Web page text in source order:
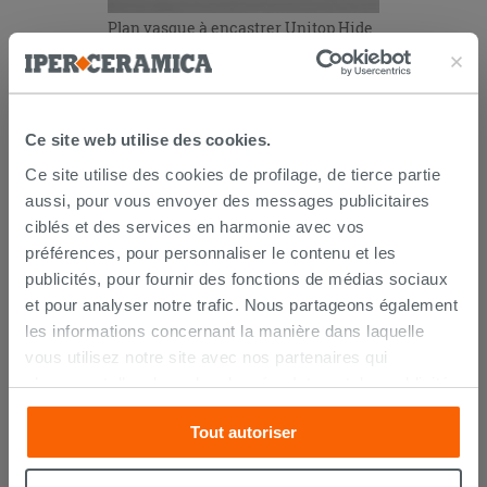
Ce site web utilise des cookies.
Ce site utilise des cookies de profilage, de tierce partie
aussi, pour vous envoyer des messages publicitaires
ciblés et des services en harmonie avec vos
préférences, pour personnaliser le contenu et les
publicités, pour fournir des fonctions de médias sociaux
et pour analyser notre trafic. Nous partageons également
les informations concernant la manière dans laquelle
vous utilisez notre site avec nos partenaires qui
s’occupent d’analyser les données Internet, les publicités
et les réseaux sociaux. Lesdits partenaires pourraient
combiner ces informations avec d’autres que vous leur
avez fournies ou qu’ils ont recueillies à partir de votre
Tout autoriser
Plan vasque à encastrer Unitop Hide
90,5x51,5 en résine mate blanche
188,90 €
LIVRAISON GARANTIE
Votre commande seralivrée chez vous en 15 jours
à compter de la réception du paiement.
quelques jours.